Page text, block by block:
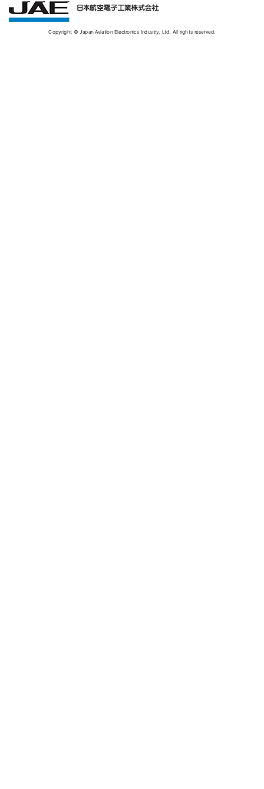
Copyright © Japan Aviation Electronics Industry, Ltd. All rights reserved.